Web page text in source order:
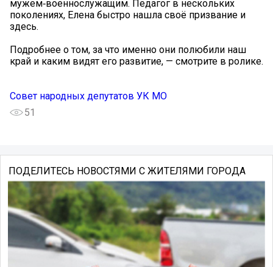
мужем‑военнослужащим. Педагог в нескольких
поколениях, Елена быстро нашла своё призвание и
здесь.
Подробнее о том, за что именно они полюбили наш
край и каким видят его развитие, — смотрите в ролике.
Совет народных депутатов УК МО
51
ПОДЕЛИТЕСЬ НОВОСТЯМИ С ЖИТЕЛЯМИ ГОРОДА